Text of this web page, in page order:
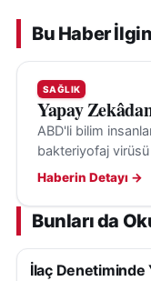
Bu Haber
SAĞLIK
Yapay
ABD'li bilim
bakteriyofaj virüsü
bakterilerini hedef
Haberin Detayı →
Bunları da
SAĞLIK
İlaç Denetiminde